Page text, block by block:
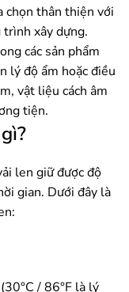
chọn thân thiện với
trình xây dựng.
các sản phẩm
lý độ ẩm hoặc điều
vật liệu cách âm
tiện.
len giữ được độ
gian. Dưới đây là
/ 86°F là lý